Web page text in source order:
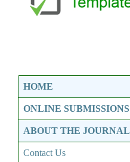
HOME
ONLINE SUBMISSIONS
ABOUT THE JOURNAL
Contact Us